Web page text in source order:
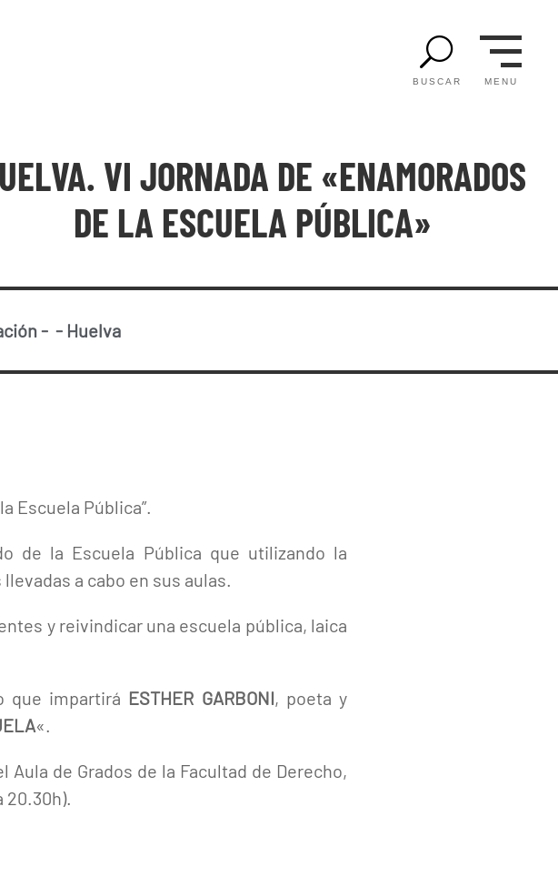
U
BUSCAR MENU
VI JORNADA DE «ENAMORADOS
DE LA ESCUELA PÚBLICA»
- - Huelva
Escuela Pública”.
de la Escuela Pública que utilizando la
a cabo en sus aulas.
y reivindicar una escuela pública, laica
que impartirá ESTHER GARBONI, poeta y
«.
de Grados de la Facultad de Derecho,
20.30h).